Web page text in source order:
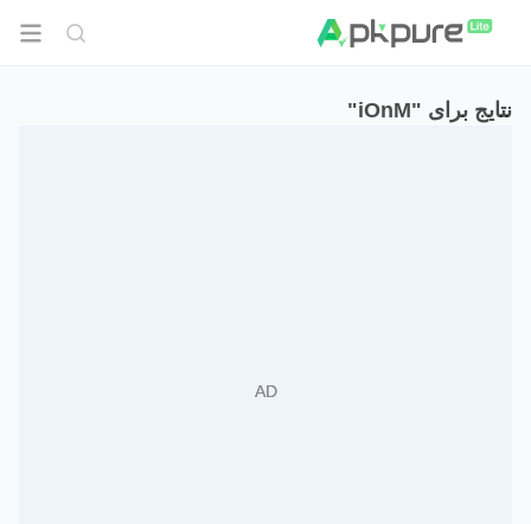
نتایج برای "iOnM"